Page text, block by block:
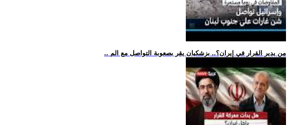
.. من يدير القرار في إيران؟.. بزشكيان يقر بصعوبة التواصل مع الم